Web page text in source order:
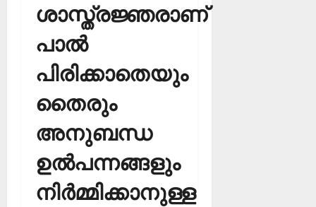
ശാസ്ത്രജ്ഞരാണ്
പാല്‍
പിരിക്കാതെയും
തൈരും
അനുബന്ധ
ഉല്‍പന്നങ്ങളും
നിര്‍മ്മിക്കാനുള്ള